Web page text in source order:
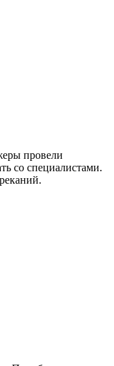
провели
со специалистами.